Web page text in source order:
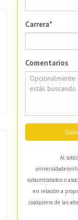
Carrera*
Comentarios
Al
subcontratados o
en relación a
cualquiera de las